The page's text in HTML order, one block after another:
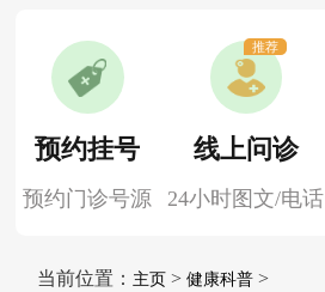
预约挂号
预约门诊号源
线上问诊
24小时图文/电话
推荐
当前位置： 主页> 健康科普>